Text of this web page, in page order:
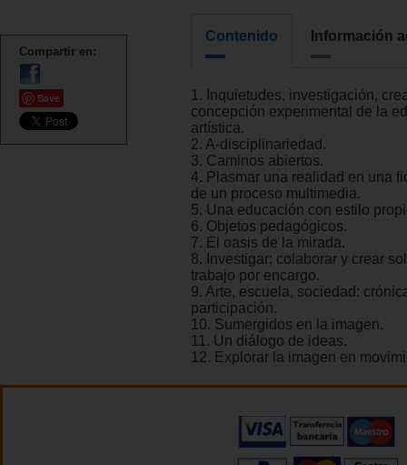
Compartir en:
Save
Contenido Información
1. Inquietudes, investigación,
concepción experimental de la
artística.
2. A-disciplinariedad.
3. Caminos abiertos.
4. Plasmar una realidad en una
de un proceso multimedia.
5. Una educación con estilo
6. Objetos pedagógicos.
7. El oasis de la mirada.
8. Investigar; colaborar y crear
trabajo por encargo.
9. Arte, escuela, sociedad:
participación.
10. Sumergidos en la imagen.
11. Un diálogo de ideas.
12. Explorar la imagen en